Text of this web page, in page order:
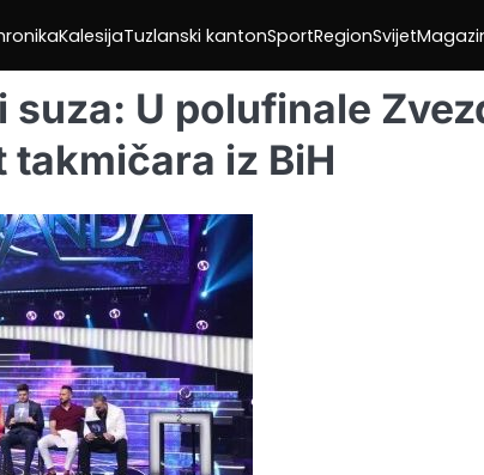
KalesijaTuzlanski kantonSportRegionSvijet
suza: U polufinale
iz BiH